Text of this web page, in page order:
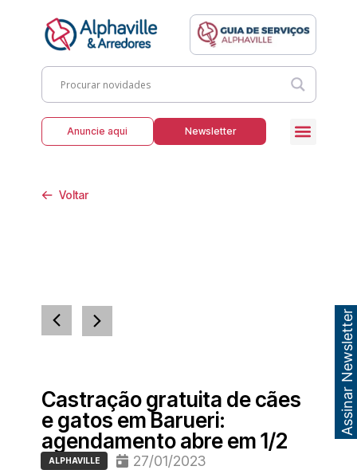
Anuncie aqui Newsletter
Voltar
Castração gratuita de cães
e gatos em Barueri:
agendamento abre em 1/2
ALPHAVILLE 27/01/2023
Assinar Newsletter